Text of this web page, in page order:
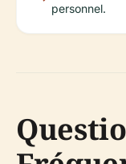
personnel.